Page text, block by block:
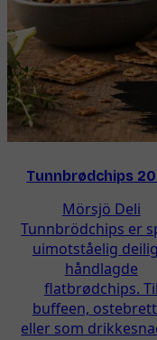
Tunnbrødchips
Mörsjö Deli
Tunnbrödchips er
uimotståelig
håndlagde
flatbrødchips. Til
buffeen,
eller som